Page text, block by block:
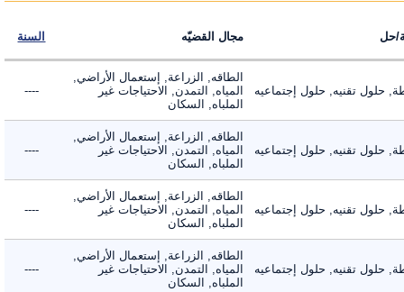
مجال القضيّه السنة
حلول تقنيه, حلول إجتماعيه
الطاقه, الزراعة, إستعمال الأراضي,
المياه, التمدن, الاحتياجات غير
الملباه, السكان
----
حلول تقنيه, حلول إجتماعيه
الطاقه, الزراعة, إستعمال الأراضي,
المياه, التمدن, الاحتياجات غير
الملباه, السكان
----
حلول تقنيه, حلول إجتماعيه
الطاقه, الزراعة, إستعمال الأراضي,
المياه, التمدن, الاحتياجات غير
الملباه, السكان
----
حلول تقنيه, حلول إجتماعيه
الطاقه, الزراعة, إستعمال الأراضي,
المياه, التمدن, الاحتياجات غير
الملباه, السكان
----